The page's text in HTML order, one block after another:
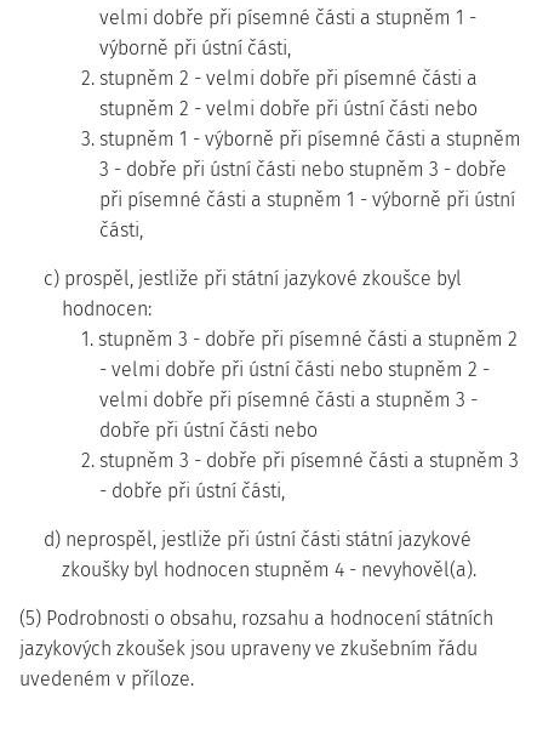
velmi dobře při písemné části a stupněm 1 -
výborně při ústní části,
2. stupněm 2 - velmi dobře při písemné části a
stupněm 2 - velmi dobře při ústní části nebo
3. stupněm 1 - výborně při písemné části a stupněm
3 - dobře při ústní části nebo stupněm 3 - dobře
při písemné části a stupněm 1 - výborně při ústní
části,
c) prospěl, jestliže při státní jazykové zkoušce byl
hodnocen:
1. stupněm 3 - dobře při písemné části a stupněm 2
- velmi dobře při ústní části nebo stupněm 2 -
velmi dobře při písemné části a stupněm 3 -
dobře při ústní části nebo
2. stupněm 3 - dobře při písemné části a stupněm 3
- dobře při ústní části,
d) neprospěl, jestliže při ústní části státní jazykové
zkoušky byl hodnocen stupněm 4 - nevyhověl(a).
(5) Podrobnosti o obsahu, rozsahu a hodnocení státních
jazykových zkoušek jsou upraveny ve zkušebním řádu
uvedeném v příloze.